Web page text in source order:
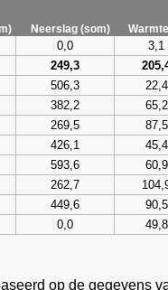
Neerslag (som)
0,0 3,1
249,3
506,3 22,4
382,2 65,2
269,5 87,5
426,1 45,4
593,6 60,9
262,7
449,6 90,5
0,0 49,8
op de gegevens